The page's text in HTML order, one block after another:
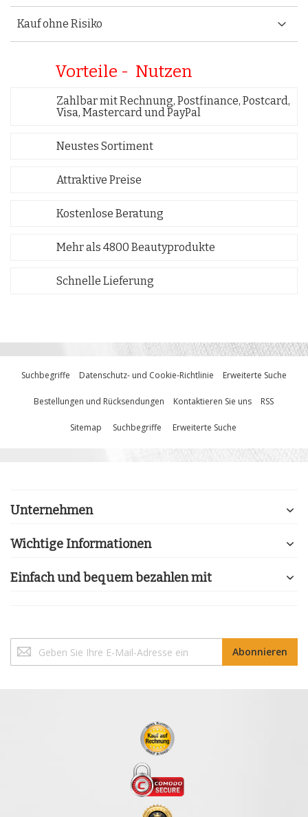
Vorteile - Nutzen
Zahlbar mit Rechnung, Postfinance, Postcard,
Visa, Mastercard und PayPal
Neustes Sortiment
Attraktive Preise
Kostenlose Beratung
Mehr als 4800 Beautyprodukte
Schnelle Lieferung
Kauf ohne Risiko
Suchbegriffe Datenschutz- und Cookie-Richtlinie Erweiterte Suche
Bestellungen und Rücksendungen Kontaktieren Sie uns RSS
Sitemap Suchbegriffe Erweiterte Suche
Unternehmen
Wichtige Informationen
Einfach und bequem bezahlen mit
Sie
sich
Abonnieren